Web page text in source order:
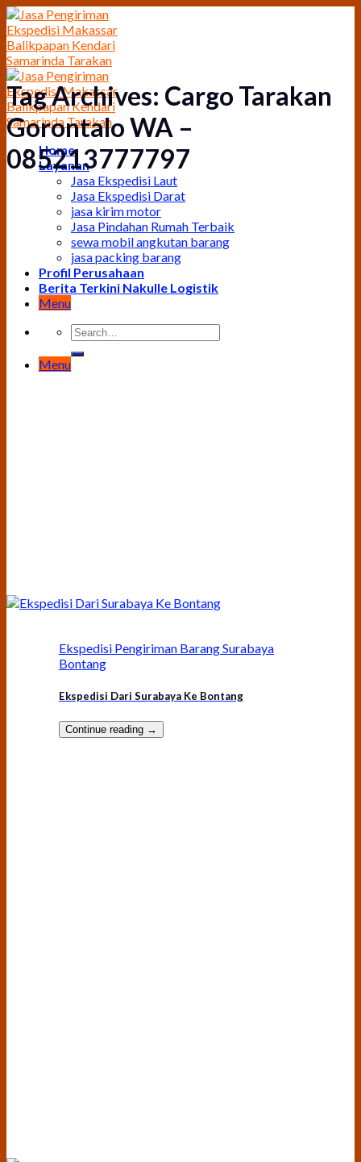
Skip
to
content
Home
Layanan
Jasa Ekspedisi Laut
Jasa Ekspedisi Darat
jasa kirim motor
Jasa Pindahan Rumah Terbaik
sewa mobil angkutan barang
jasa packing barang
Profil Perusahaan
Berita Terkini Nakulle Logistik
Menu
Menu
Tag Archives: Cargo Tarakan
Gorontalo WA –
085213777797
Ekspedisi Pengiriman Barang Surabaya
Bontang
Ekspedisi Dari Surabaya Ke Bontang
Continue reading →